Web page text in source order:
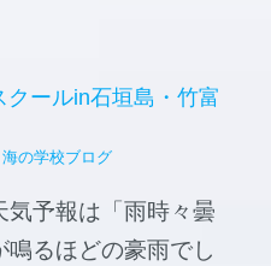
ールin石垣島・竹富
の学校ブログ
気予報は「雨時々曇
鳴るほどの豪雨でし